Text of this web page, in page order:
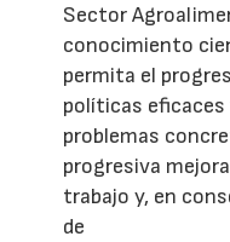
Sector
conocimiento
permita el
políticas eficaces
problemas
progresiva
trabajo y, en
de